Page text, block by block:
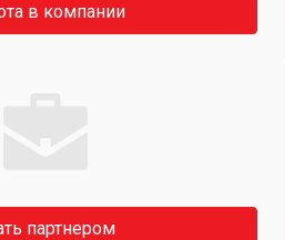
в компании
партнером